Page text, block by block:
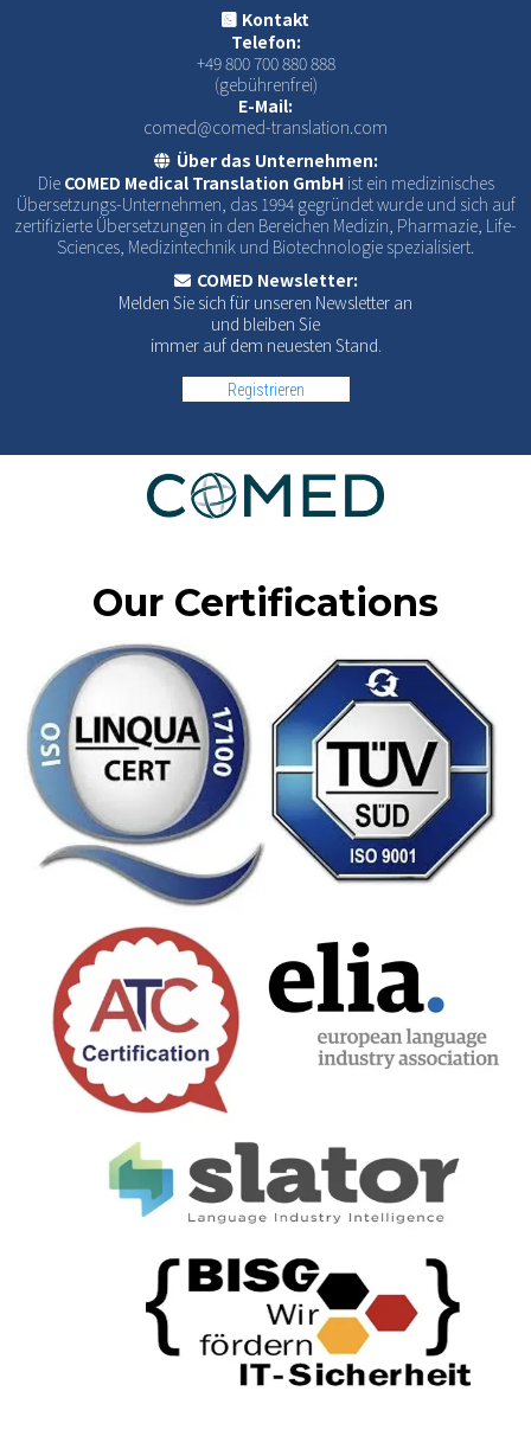
Kontakt
Telefon:
+49 800 700 880 888
(gebührenfrei)
E-Mail:
comed@comed-translation.com
Über das Unternehmen:
Die COMED Medical Translation GmbHist ein medizinisches
Übersetzungs-Unternehmen, das 1994 gegründet wurde und sich auf
zertifizierte Übersetzungen in den Bereichen Medizin, Pharmazie, Life-
Sciences, Medizintechnik und Biotechnologie spezialisiert.
COMED Newsletter:
Melden Sie sich für unseren Newsletter an
und bleiben Sie
immer auf dem neuesten Stand.
Registrieren
Our Certifications